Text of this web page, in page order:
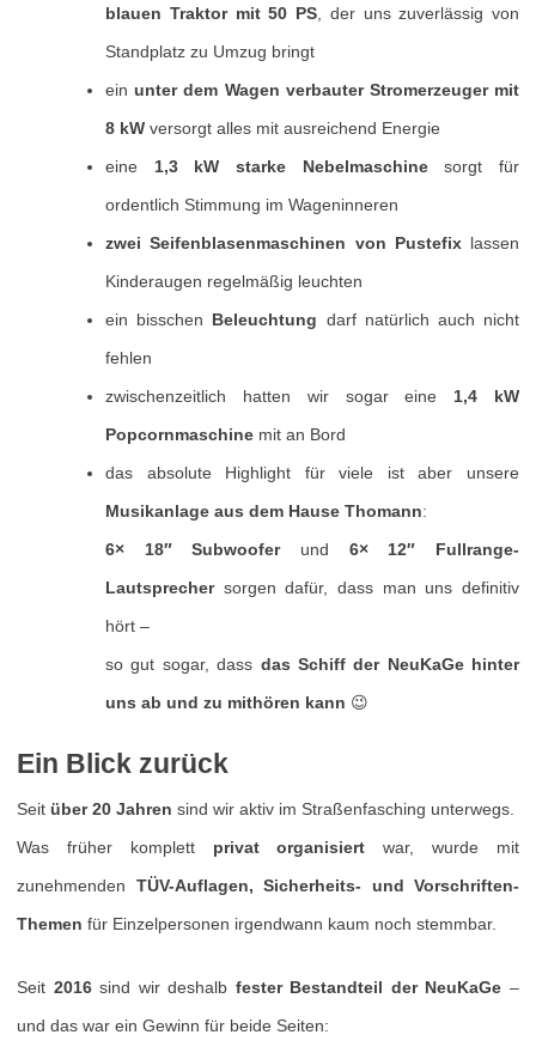
blauen Traktor mit 50 PS , der uns zuverlässig von
Standplatz zu Umzug bringt
einunter dem Wagen verbauter Stromerzeuger mit
8 kW versorgt alles mit ausreichend Energie
eine 1,3 kW starke Nebelmaschinesorgt für
ordentlich Stimmung im Wageninneren
zwei Seifenblasenmaschinen von Pustefixlassen
Kinderaugen regelmäßig leuchten
ein bisschen Beleuchtung darf natürlich auch nicht
fehlen
zwischenzeitlich hatten wir sogar eine 1,4 kW
Popcornmaschine mit an Bord
das absolute Highlight für viele ist aber unsere
Musikanlage aus dem Hause Thomann:
6× 18″ Subwooferund 6× 12″ Fullrange-
Lautsprechersorgen dafür, dass man uns definitiv
hört –
so gut sogar, dass das Schiff der NeuKaGe hinter
uns ab und zu mithören kann 😉
Ein Blick zurück
Seit über 20 Jahren sind wir aktiv im Straßenfasching unterwegs.
Was früher komplett privat organisiert war, wurde mit
zunehmenden TÜV-Auflagen, Sicherheits- und Vorschriften-
Themen für Einzelpersonen irgendwann kaum noch stemmbar.
Seit 2016sind wir deshalb fester Bestandteil der NeuKaGe –
und das war ein Gewinn für beide Seiten: